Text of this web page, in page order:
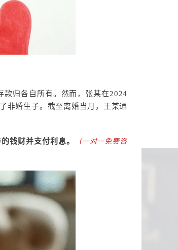
款归各自所有。然而，张某在2024
非婚生子。截至离婚当月，王某通
钱财并支付利息。
（一对一免费咨